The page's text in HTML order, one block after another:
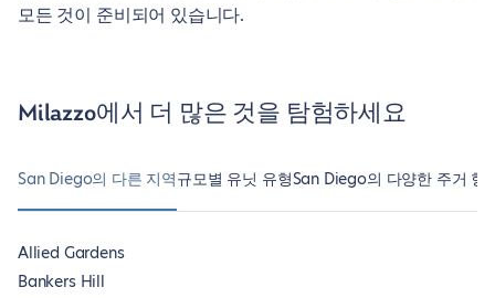
모든 것이 준비되어 있습니다.
Milazzo에서 더 많은 것을 탐험하세요
San Diego의 다른 지역규모별 유닛 유형San Diego의 다양한 주거 형
Allied Gardens
Bankers Hill